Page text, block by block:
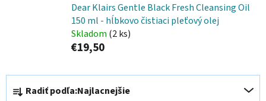
Dear Klairs Gentle Black Fresh Cleansing Oil
150 ml - hĺbkovo čistiaci pleťový olej
Skladom (2 ks)
€19,50
R Radiť podľa:Najlacnejšie